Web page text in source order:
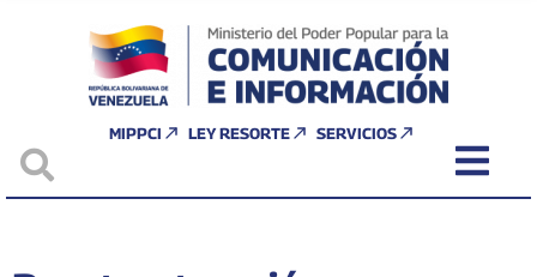
MIPPCI LEY RESORTE SERVICIOS